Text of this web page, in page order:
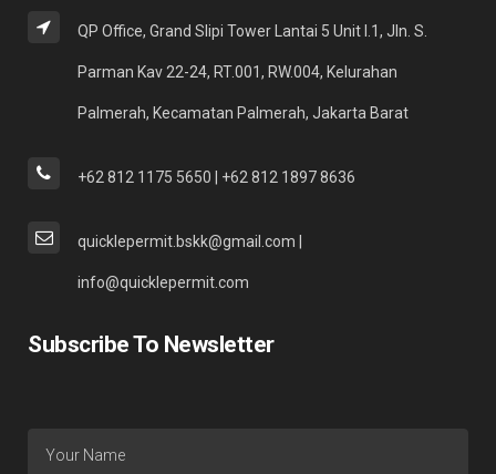
QP Office, Grand Slipi Tower Lantai 5 Unit I.1, Jln. S.
Parman Kav 22-24, RT.001, RW.004, Kelurahan
Palmerah, Kecamatan Palmerah, Jakarta Barat
+62 812 1175 5650 | +62 812 1897 8636
quicklepermit.bskk@gmail.com |
info@quicklepermit.com
Subscribe To Newsletter